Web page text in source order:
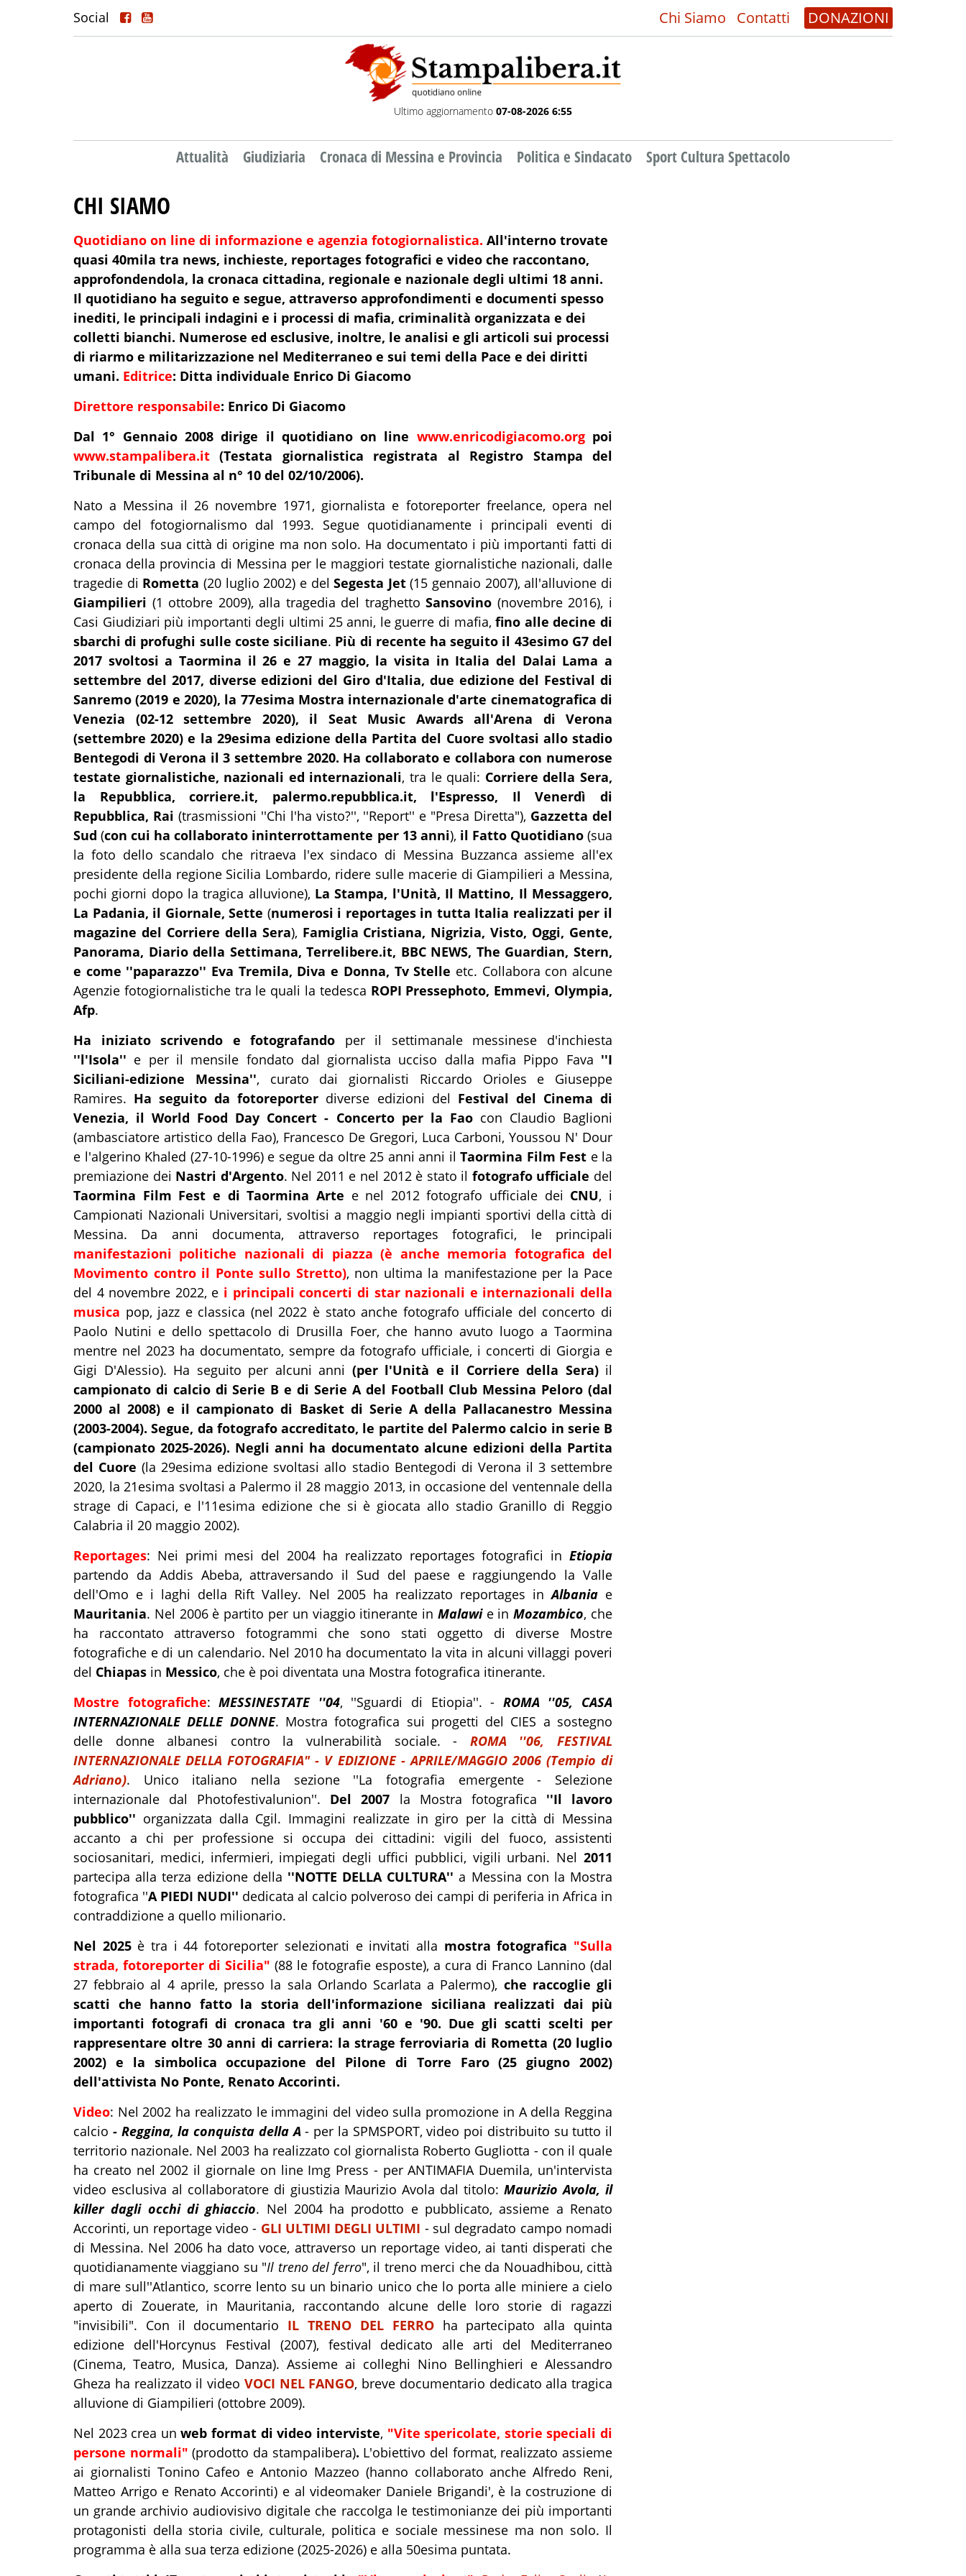
Social Chi Siamo Contatti DONAZIONI
Ultimo aggiornamento 07-08-2026 6:55
Attualità Giudiziaria Cronaca di Messina e Provincia Politica e Sindacato Sport Cultura Spettacolo
CHI SIAMO
Quotidiano on line di informazione e agenzia fotogiornalistica. All'interno trovate
quasi 40mila tra news, inchieste, reportages fotografici e video che raccontano,
approfondendola, la cronaca cittadina, regionale e nazionale degli ultimi 18 anni.
Il quotidiano ha seguito e segue, attraverso approfondimenti e documenti spesso
inediti, le principali indagini e i processi di mafia, criminalità organizzata e dei
colletti bianchi. Numerose ed esclusive, inoltre, le analisi e gli articoli sui processi
di riarmo e militarizzazione nel Mediterraneo e sui temi della Pace e dei diritti
umani. Editrice: Ditta individuale Enrico Di Giacomo
Direttore responsabile: Enrico Di Giacomo
Dal 1° Gennaio 2008 dirige il quotidiano on line www.enricodigiacomo.orgpoi
www.stampalibera.it (Testata giornalistica registrata al Registro Stampa del
Tribunale di Messina al n° 10 del 02/10/2006).
Nato a Messina il 26 novembre 1971, giornalista e fotoreporter freelance, opera nel
campo del fotogiornalismo dal 1993. Segue quotidianamente i principali eventi di
cronaca della sua città di origine ma non solo. Ha documentato i più importanti fatti di
cronaca della provincia di Messina per le maggiori testate giornalistiche nazionali, dalle
tragedie di Rometta (20 luglio 2002) e delSegesta Jet(15 gennaio 2007), all'alluvione di
Giampilieri (1 ottobre 2009), alla tragedia del traghettoSansovino (novembre 2016), i
Casi Giudiziari più importanti degli ultimi 25 anni, le guerre di mafia,fino alle decine di
sbarchi di profughi sulle coste siciliane. Più di recente ha seguito il 43esimo G7 del
2017 svoltosi a Taormina il 26 e 27 maggio, la visita in Italia del Dalai Lama a
settembre del 2017, diverse edizioni del Giro d'Italia, due edizione del Festival di
Sanremo (2019 e 2020), la 77esima Mostra internazionale d'arte cinematografica di
Venezia (02-12 settembre 2020), il Seat Music Awards all'Arena di Verona
(settembre 2020) e la 29esima edizione della Partita del Cuore svoltasi allo stadio
Bentegodi di Verona il 3 settembre 2020. Ha collaborato e collabora con numerose
testate giornalistiche, nazionali ed internazionali, tra le quali: Corriere della Sera,
la Repubblica, corriere.it, palermo.repubblica.it, l'Espresso, Il Venerdì di
Repubblica, Rai (trasmissioni ''Chi l'ha visto?'', ''Report'' e "Presa Diretta"), Gazzetta del
Sud (con cui ha collaborato ininterrottamente per 13 anni), il Fatto Quotidiano(sua
la foto dello scandalo che ritraeva l'ex sindaco di Messina Buzzanca assieme all'ex
presidente della regione Sicilia Lombardo, ridere sulle macerie di Giampilieri a Messina,
pochi giorni dopo la tragica alluvione), La Stampa, l'Unità, Il Mattino, Il Messaggero,
La Padania, il Giornale, Sette (numerosi i reportages in tutta Italia realizzati per il
magazine del Corriere della Sera), Famiglia Cristiana, Nigrizia, Visto, Oggi, Gente,
Panorama, Diario della Settimana, Terrelibere.it, BBC NEWS, The Guardian, Stern,
e come ''paparazzo'' Eva Tremila, Diva e Donna, Tv Stelle etc. Collabora con alcune
Agenzie fotogiornalistiche tra le quali la tedesca ROPI Pressephoto, Emmevi, Olympia,
Afp.
Ha iniziato scrivendo e fotografando per il settimanale messinese d'inchiesta
''l'Isola'' e per il mensile fondato dal giornalista ucciso dalla mafia Pippo Fava ''I
Siciliani-edizione Messina'', curato dai giornalisti Riccardo Orioles e Giuseppe
Ramires. Ha seguito da fotoreporter diverse edizioni del Festival del Cinema di
Venezia, ilWorld Food Day Concert - Concerto per la Fao con Claudio Baglioni
(ambasciatore artistico della Fao), Francesco De Gregori, Luca Carboni, Youssou N' Dour
e l'algerino Khaled (27-10-1996) e segue da oltre 25 anni anni il Taormina Film Fest e la
premiazione dei Nastri d'Argento. Nel 2011 e nel 2012 è stato il fotografo ufficiale del
Taormina Film Fest e di Taormina Arte e nel 2012 fotografo ufficiale dei CNU, i
Campionati Nazionali Universitari, svoltisi a maggio negli impianti sportivi della città di
Messina. Da anni documenta, attraverso reportages fotografici, le principali
manifestazioni politiche nazionali di piazza (è anche memoria fotografica del
Movimento contro il Ponte sullo Stretto), non ultima la manifestazione per la Pace
del 4 novembre 2022, e i principali concerti di star nazionali e internazionali della
musica pop, jazz e classica (nel 2022 è stato anche fotografo ufficiale del concerto di
Paolo Nutini e dello spettacolo di Drusilla Foer, che hanno avuto luogo a Taormina
mentre nel 2023 ha documentato, sempre da fotografo ufficiale, i concerti di Giorgia e
Gigi D'Alessio). Ha seguito per alcuni anni (per l'Unità e il Corriere della Sera)il
campionato di calcio di Serie B e di Serie A del Football Club Messina Peloro(dal
2000 al 2008) e il campionato di Basket di Serie A della Pallacanestro Messina
(2003-2004). Segue, da fotografo accreditato, le partite del Palermo calcio in serie B
(campionato 2025-2026). Negli anni ha documentato alcune edizioni della Partita
del Cuore(la 29esima edizione svoltasi allo stadio Bentegodi di Verona il 3 settembre
2020, la 21esima svoltasi a Palermo il 28 maggio 2013, in occasione del ventennale della
strage di Capaci, e l'11esima edizione che si è giocata allo stadio Granillo di Reggio
Calabria il 20 maggio 2002).
Reportages: Nei primi mesi del 2004 ha realizzato reportages fotografici in Etiopia
partendo da Addis Abeba, attraversando il Sud del paese e raggiungendo la Valle
dell'Omo e i laghi della Rift Valley. Nel 2005 ha realizzato reportages inAlbania e
Mauritania. Nel 2006 è partito per un viaggio itinerante in Malawie inMozambico, che
ha raccontato attraverso fotogrammi che sono stati oggetto di diverse Mostre
fotografiche e di un calendario. Nel 2010 ha documentato la vita in alcuni villaggi poveri
del Chiapas in Messico, che è poi diventata una Mostra fotografica itinerante.
Mostre fotografiche: MESSINESTATE ''04, ''Sguardi di Etiopia''. - ROMA ''05, CASA
INTERNAZIONALE DELLE DONNE. Mostra fotografica sui progetti del CIES a sostegno
delle donne albanesi contro la vulnerabilità sociale. - ROMA ''06, FESTIVAL
INTERNAZIONALE DELLA FOTOGRAFIA" - V EDIZIONE - APRILE/MAGGIO 2006 (Tempio di
Adriano). Unico italiano nella sezione ''La fotografia emergente - Selezione
internazionale dal Photofestivalunion''. Del 2007 la Mostra fotografica ''Il lavoro
pubblico'' organizzata dalla Cgil. Immagini realizzate in giro per la città di Messina
accanto a chi per professione si occupa dei cittadini: vigili del fuoco, assistenti
sociosanitari, medici, infermieri, impiegati degli uffici pubblici, vigili urbani. Nel 2011
partecipa alla terza edizione della ''NOTTE DELLA CULTURA'' a Messina con la Mostra
fotografica ''A PIEDI NUDI'' dedicata al calcio polveroso dei campi di periferia in Africa in
contraddizione a quello milionario.
Nel 2025è tra i 44 fotoreporter selezionati e invitati alla mostra fotografica "Sulla
strada, fotoreporter di Sicilia" (88 le fotografie esposte), a cura di Franco Lannino (dal
27 febbraio al 4 aprile, presso la sala Orlando Scarlata a Palermo), che raccoglie gli
scatti che hanno fatto la storia dell'informazione siciliana realizzati dai più
importanti fotografi di cronaca tra gli anni '60 e '90. Due gli scatti scelti per
rappresentare oltre 30 anni di carriera: la strage ferroviaria di Rometta (20 luglio
2002) e la simbolica occupazione del Pilone di Torre Faro (25 giugno 2002)
dell'attivista No Ponte, Renato Accorinti.
Video: Nel 2002 ha realizzato le immagini del video sulla promozione in A della Reggina
calcio - Reggina, la conquista della A- per la SPMSPORT, video poi distribuito su tutto il
territorio nazionale. Nel 2003 ha realizzato col giornalista Roberto Gugliotta - con il quale
ha creato nel 2002 il giornale on line Img Press - per ANTIMAFIA Duemila, un'intervista
video esclusiva al collaboratore di giustizia Maurizio Avola dal titolo:Maurizio Avola, il
killer dagli occhi di ghiaccio. Nel 2004 ha prodotto e pubblicato, assieme a Renato
Accorinti, un reportage video - GLI ULTIMI DEGLI ULTIMI - sul degradato campo nomadi
di Messina. Nel 2006 ha dato voce, attraverso un reportage video, ai tanti disperati che
quotidianamente viaggiano su "Il treno del ferro", il treno merci che da Nouadhibou, città
di mare sull''Atlantico, scorre lento su un binario unico che lo porta alle miniere a cielo
aperto di Zouerate, in Mauritania, raccontando alcune delle loro storie di ragazzi
"invisibili". Con il documentario IL TRENO DEL FERROha partecipato alla quinta
edizione dell'Horcynus Festival (2007), festival dedicato alle arti del Mediterraneo
(Cinema, Teatro, Musica, Danza). Assieme ai colleghi Nino Bellinghieri e Alessandro
Gheza ha realizzato il video VOCI NEL FANGO, breve documentario dedicato alla tragica
alluvione di Giampilieri (ottobre 2009).
Nel 2023 crea unweb format di video interviste, "Vite spericolate, storie speciali di
persone normali"(prodotto da stampalibera). L'obiettivo del format, realizzato assieme
ai giornalisti Tonino Cafeo e Antonio Mazzeo (hanno collaborato anche Alfredo Reni,
Matteo Arrigo e Renato Accorinti) e al videomaker Daniele Brigandi', è la costruzione di
un grande archivio audiovisivo digitale che raccolga le testimonianze dei più importanti
protagonisti della storia civile, culturale, politica e sociale messinese ma non solo. Il
programma è alla sua terza edizione (2025-2026) e alla 50esima puntata.